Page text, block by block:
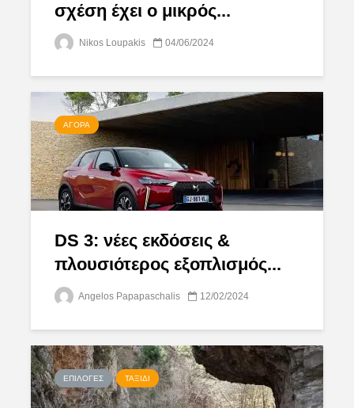
σχέση έχει ο μικρός...
Nikos Loupakis 04/06/2024
ΑΓΟΡΆ
DS 3: νέες εκδόσεις &
πλουσιότερος εξοπλισμός...
Angelos Papapaschalis 12/02/2024
ΕΠΙΛΟΓΈΣ ΤΑΞΊΔΙ